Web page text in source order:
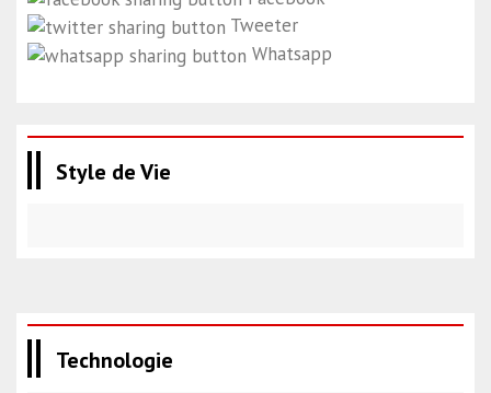
Tweeter
Whatsapp
Style de Vie
Technologie